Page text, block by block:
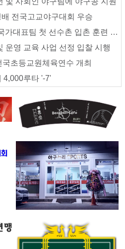
전국고교야구대회 우승
대표팀 첫 선수촌 입촌 훈련 지원
운영 교육 사업 선정 입찰 시행
초등교원체육연수 개최
4,000루타 '-7'